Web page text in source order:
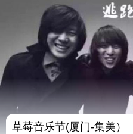
草莓音乐节(厦门-集美）